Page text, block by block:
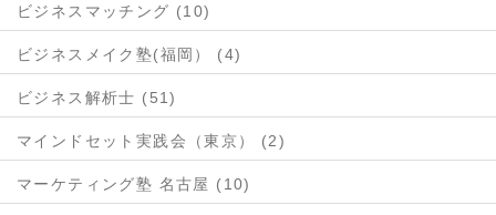
ビジネスマッチング (10)
ビジネスメイク塾(福岡） (4)
ビジネス解析士 (51)
マインドセット実践会（東京） (2)
マーケティング塾 名古屋 (10)